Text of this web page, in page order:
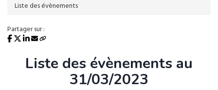
Liste des évènements
Partager sur :
Liste des évènements au
31/03/2023